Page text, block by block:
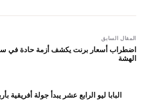
المقال السابق
اضطراب أسعار برنت يكشف أزمة حادة في
الهشة
البابا ليو الرابع عشر يبدأ جولة